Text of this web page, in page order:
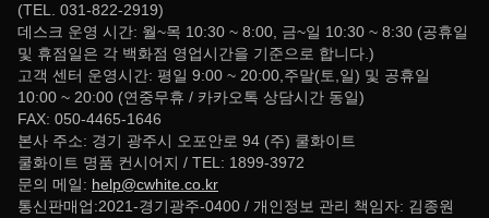
(TEL. 031-822-2919)
데스크 운영 시간: 월~목 10:30 ~ 8:00, 금~일 10:30 ~ 8:30 (공휴일
및 휴점일은 각 백화점 영업시간을 기준으로 합니다.)
고객 센터 운영시간: 평일 9:00 ~ 20:00,주말(토,일) 및 공휴일
10:00 ~ 20:00 (연중무휴 / 카카오톡 상담시간 동일)
FAX: 050-4465-1646
본사 주소: 경기 광주시 오포안로 94 (주) 쿨화이트
쿨화이트 명품 컨시어지 / TEL: 1899-3972
문의 메일: help@cwhite.co.kr
통신판매업:2021-경기광주-0400 / 개인정보 관리 책임자: 김종원